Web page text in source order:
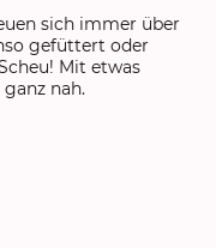
sich immer über
gefüttert oder
Mit etwas
nah.